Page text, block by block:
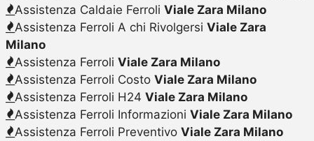
Assistenza Caldaie Ferroli Viale Zara Milano
Assistenza Ferroli A chi Rivolgersi Viale Zara
Milano
Assistenza Ferroli Viale Zara Milano
Assistenza Ferroli Costo Viale Zara Milano
Assistenza Ferroli H24 Viale Zara Milano
Assistenza Ferroli Informazioni Viale Zara Milano
Assistenza Ferroli Preventivo Viale Zara Milano